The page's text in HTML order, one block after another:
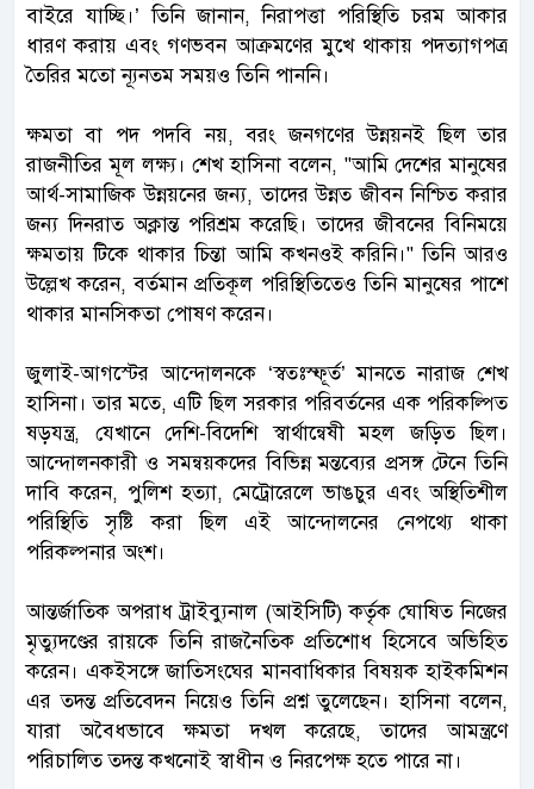
বাইরে যাচ্ছি।’ তিনি জানান, নিরাপত্তা পরিস্থিতি চরম আকার
ধারণ করায় এবং গণভবন আক্রমণের মুখে থাকায় পদত্যাগপত্র
তৈরির মতো ন্যূনতম সময়ও তিনি পাননি।
ক্ষমতা বা পদ পদবি নয়, বরং জনগণের উন্নয়নই ছিল তার
রাজনীতির মূল লক্ষ্য। শেখ হাসিনা বলেন, "আমি দেশের মানুষের
আর্থ-সামাজিক উন্নয়নের জন্য, তাদের উন্নত জীবন নিশ্চিত করার
জন্য দিনরাত অক্লান্ত পরিশ্রম করেছি। তাদের জীবনের বিনিময়ে
ক্ষমতায় টিকে থাকার চিন্তা আমি কখনওই করিনি।" তিনি আরও
উল্লেখ করেন, বর্তমান প্রতিকূল পরিস্থিতিতেও তিনি মানুষের পাশে
থাকার মানসিকতা পোষণ করেন।
জুলাই-আগস্টের আন্দোলনকে ‘স্বতঃস্ফূর্ত’ মানতে নারাজ শেখ
হাসিনা। তার মতে, এটি ছিল সরকার পরিবর্তনের এক পরিকল্পিত
ষড়যন্ত্র, যেখানে দেশি-বিদেশি স্বার্থান্বেষী মহল জড়িত ছিল।
আন্দোলনকারী ও সমন্বয়কদের বিভিন্ন মন্তব্যের প্রসঙ্গ টেনে তিনি
দাবি করেন, পুলিশ হত্যা, মেট্রোরেলে ভাঙচুর এবং অস্থিতিশীল
পরিস্থিতি সৃষ্টি করা ছিল এই আন্দোলনের নেপথ্যে থাকা
পরিকল্পনার অংশ।
আন্তর্জাতিক অপরাধ ট্রাইব্যুনাল (আইসিটি) কর্তৃক ঘোষিত নিজের
মৃত্যুদণ্ডের রায়কে তিনি রাজনৈতিক প্রতিশোধ হিসেবে অভিহিত
করেন। একইসঙ্গে জাতিসংঘের মানবাধিকার বিষয়ক হাইকমিশন
এর তদন্ত প্রতিবেদন নিয়েও তিনি প্রশ্ন তুলেছেন। হাসিনা বলেন,
যারা অবৈধভাবে ক্ষমতা দখল করেছে, তাদের আমন্ত্রণে
পরিচালিত তদন্ত কখনোই স্বাধীন ও নিরপেক্ষ হতে পারে না।